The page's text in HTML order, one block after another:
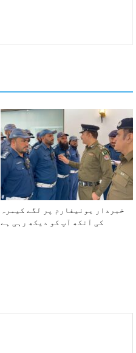
خبردار یونیفارم پر لگے کیمرہ
کی آنکھ آپ کو دیکھ رہی ہے